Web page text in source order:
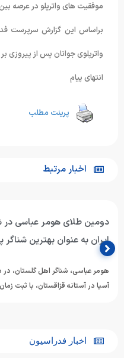
موفقیت های واترپلو در عرصه
براساس این گزارش سرپرست
واترپلوی جوانان پس از پیروزی
انتهای پیام
پرینت مطلب
اخبار مرتبط
دومین طلای هومر عباسی در
ایران به عنوان بهترین شناگر
هومر عباسی، شناگر اهل گلستان،
آسیا در آستانه قزاقستان، با ثبت زمان ۲۵.۷۶…
اخبار فدراسیون